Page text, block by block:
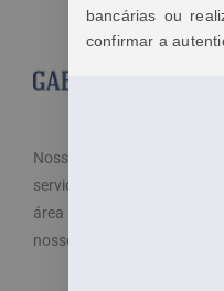
Nosso objetivo é cuidar
serviços especializados e
área trabalhista do
nossos serviços de maneira
bancárias ou
confirmar a